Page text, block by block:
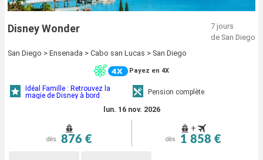
Disney Wonder
7 jours
de San Diego
San Diego > Ensenada > Cabo san Lucas > San Diego
Payez en 4X
Idéal Famille : Retrouvez la
magie de Disney à bord
Pension complète
lun. 16 nov. 2026
dès 876 €
+
dès 1 858 €